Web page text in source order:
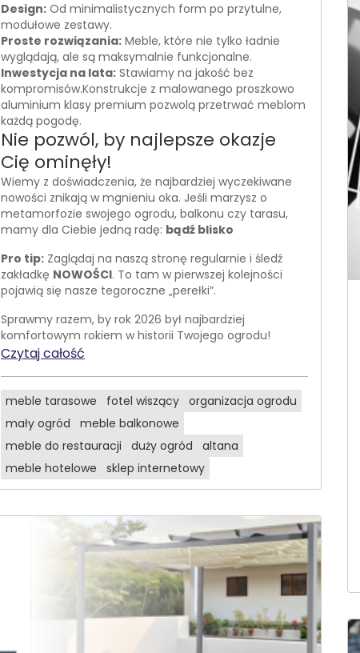
Design: Od minimalistycznych form po przytulne,
modułowe zestawy.
Proste rozwiązania: Meble, które nie tylko ładnie
wyglądają, ale są maksymalnie funkcjonalne.
Inwestycja na lata: Stawiamy na jakość bez
kompromisów.Konstrukcje z malowanego proszkowo
aluminium klasy premium pozwolą przetrwać meblom
każdą pogodę.
Nie pozwól, by najlepsze okazje
Cię ominęły!
Wiemy z doświadczenia, że najbardziej wyczekiwane
nowości znikają w mgnieniu oka. Jeśli marzysz o
metamorfozie swojego ogrodu, balkonu czy tarasu,
mamy dla Ciebie jedną radę: bądź blisko
Pro tip: Zaglądaj na naszą stronę regularnie i śledź
zakładkę NOWOŚCI. To tam w pierwszej kolejności
pojawią się nasze tegoroczne „perełki”.
Sprawmy razem, by rok 2026 był najbardziej
komfortowym rokiem w historii Twojego ogrodu!
Czytaj całość
meble tarasowe fotel wiszący organizacja ogrodu
mały ogród
meble balkonowe
meble do restauracji
duży ogród
altana
meble hotelowe
sklep internetowy